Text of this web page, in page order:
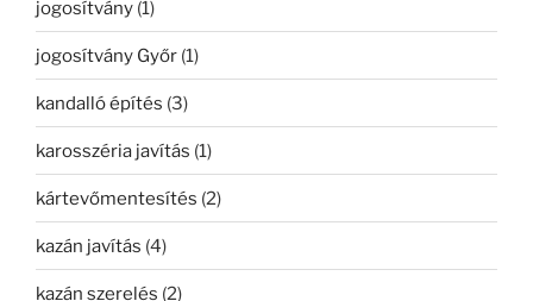
jogosítvány (1)
jogosítvány Győr (1)
kandalló építés (3)
karosszéria javítás (1)
kártevőmentesítés (2)
kazán javítás (4)
kazán szerelés (2)